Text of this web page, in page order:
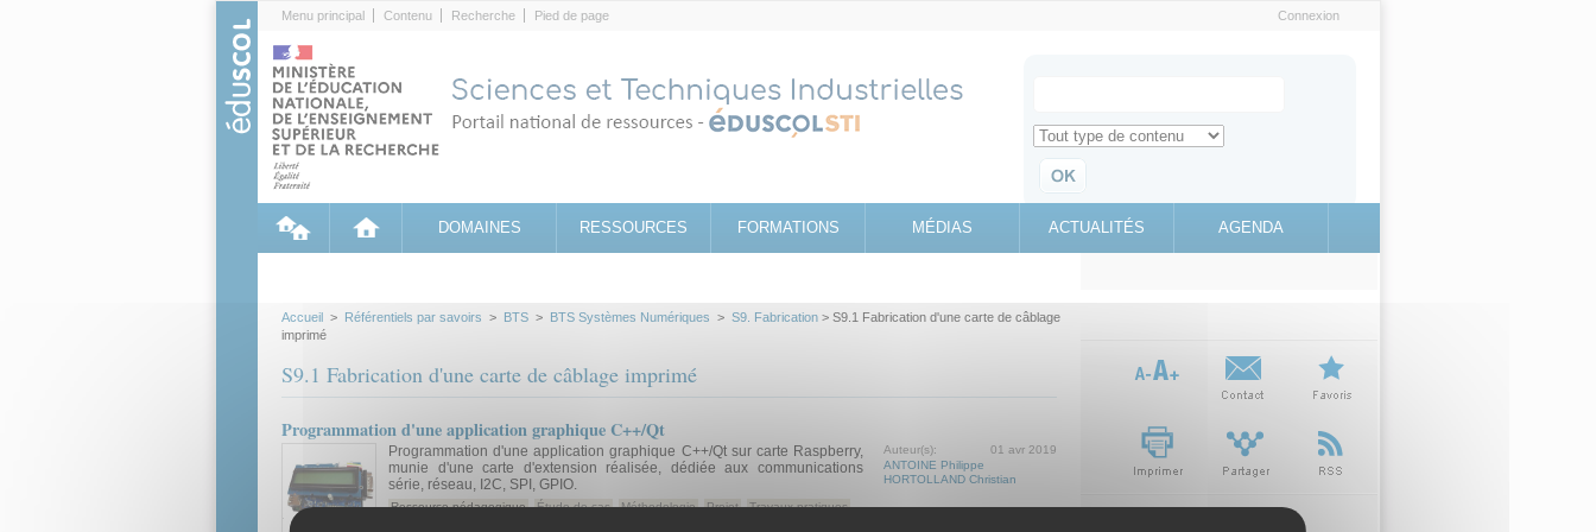
Menu principal Contenu Recherche Pied de page Connexion
Search for
Retrouvez toute l'information sur le site education.gouv.fr
DOMAINES RESSOURCES FORMATIONS MÉDIAS ACTUALITÉS AGENDA
Accueil > Référentiels par savoirs > BTS > BTS Systèmes Numériques > S9. Fabrication > S9.1 Fabrication d'une carte de câblage
imprimé
S9.1 Fabrication d'une carte de câblage imprimé
Programmation d'une application graphique C++/Qt
01 avr 2019
Auteur(s):
ANTOINE Philippe
HORTOLLAND Christian
Programmation d'une application graphique C++/Qt sur carte Raspberry,
munie d'une carte d'extension réalisée, dédiée aux communications
série, réseau, I2C, SPI, GPIO.
Ressource pédagogique Étude de cas Méthodologie Projet Travaux pratiques